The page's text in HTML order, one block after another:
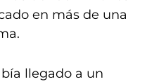
en más de una
llegado a un